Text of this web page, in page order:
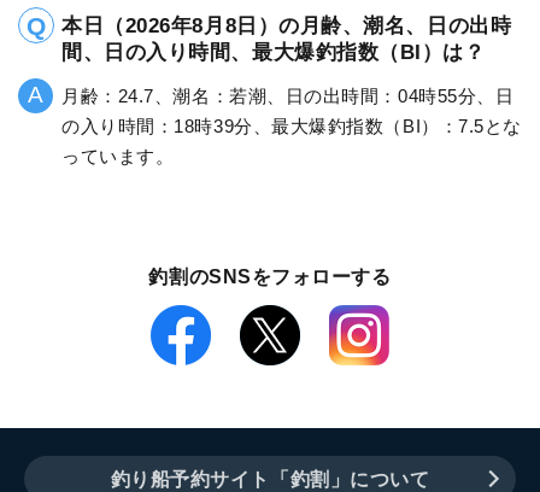
本日（2026年8月8日）の月齢、潮名、日の出時
間、日の入り時間、最大爆釣指数（BI）は？
月齢：24.7、潮名：若潮、日の出時間：04時55分、日
の入り時間：18時39分、最大爆釣指数（BI）：7.5とな
っています。
釣割のSNSをフォローする
釣り船予約サイト「釣割」について